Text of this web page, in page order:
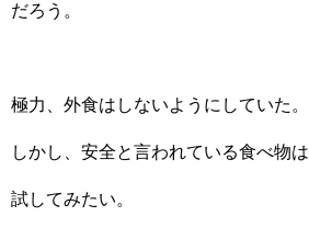
だろう。
極力、外食はしないようにしていた。
しかし、安全と言われている食べ物は
試してみたい。